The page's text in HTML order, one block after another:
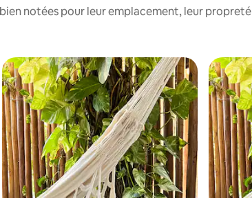
notées pour leur emplacement, leur